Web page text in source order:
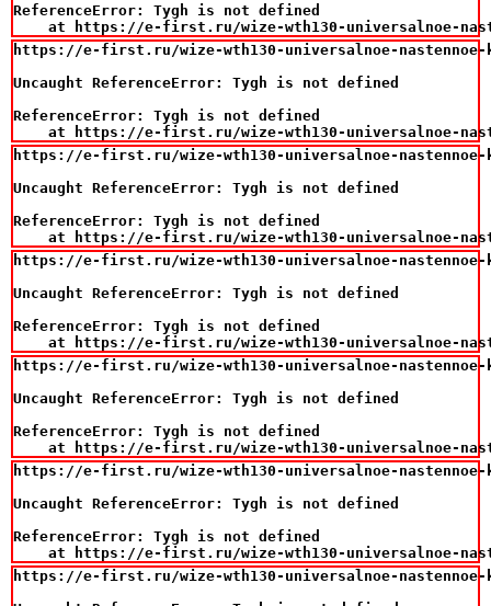
ReferenceError: Tygh is not defined
at https://e-first.ru/wize-wth130-universalnoe-
https://e-first.ru/wize-wth130-universalnoe-nastennoe-
Uncaught ReferenceError: Tygh is not defined
ReferenceError: Tygh is not defined
at https://e-first.ru/wize-wth130-universalnoe-
https://e-first.ru/wize-wth130-universalnoe-nastennoe-
Uncaught ReferenceError: Tygh is not defined
ReferenceError: Tygh is not defined
at https://e-first.ru/wize-wth130-universalnoe-
https://e-first.ru/wize-wth130-universalnoe-nastennoe-
Uncaught ReferenceError: Tygh is not defined
ReferenceError: Tygh is not defined
at https://e-first.ru/wize-wth130-universalnoe-
https://e-first.ru/wize-wth130-universalnoe-nastennoe-
Uncaught ReferenceError: Tygh is not defined
ReferenceError: Tygh is not defined
at https://e-first.ru/wize-wth130-universalnoe-
https://e-first.ru/wize-wth130-universalnoe-nastennoe-
Uncaught ReferenceError: Tygh is not defined
ReferenceError: Tygh is not defined
at https://e-first.ru/wize-wth130-universalnoe-
https://e-first.ru/wize-wth130-universalnoe-nastennoe-